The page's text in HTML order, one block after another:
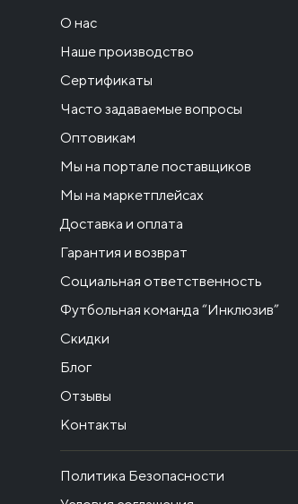
О нас
Наше производство
Сертификаты
Часто задаваемые вопросы
Оптовикам
Мы на портале поставщиков
Мы на маркетплейсах
Доставка и оплата
Гарантия и возврат
Социальная ответственность
Футбольная команда “Инклюзив”
Скидки
Блог
Отзывы
Контакты
Политика Безопасности